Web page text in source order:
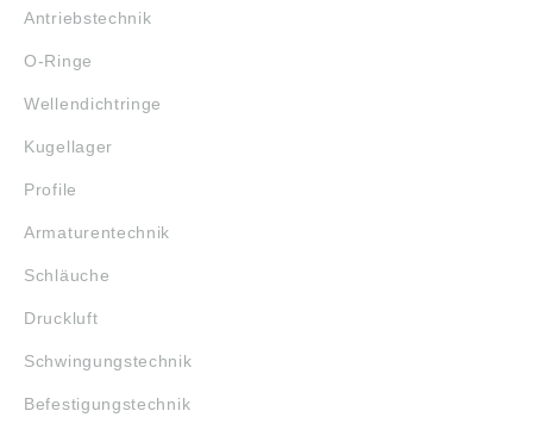
Antriebstechnik
O-Ringe
Wellendichtringe
Kugellager
Profile
Armaturentechnik
Schläuche
Druckluft
Schwingungstechnik
Befestigungstechnik